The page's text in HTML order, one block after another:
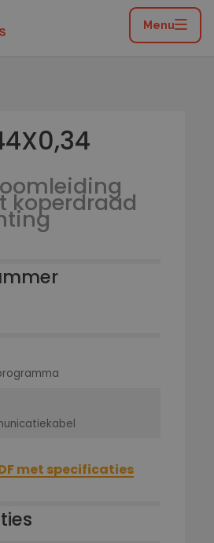
Menu
met koperdraad omvlechting
koperdraad
met specificaties